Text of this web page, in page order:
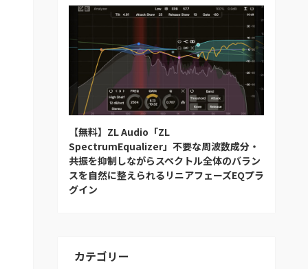
【無料】ZL Audio「ZL
SpectrumEqualizer」不要な周波数成分・
共振を抑制しながらスペクトル全体のバラン
スを自然に整えられるリニアフェーズEQプラ
グイン
カテゴリー